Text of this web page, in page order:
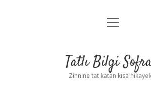
Anasayfa
Yasal Uyarı
menüyü
Tatlı Bilgi
Zihnine tat katan kısa